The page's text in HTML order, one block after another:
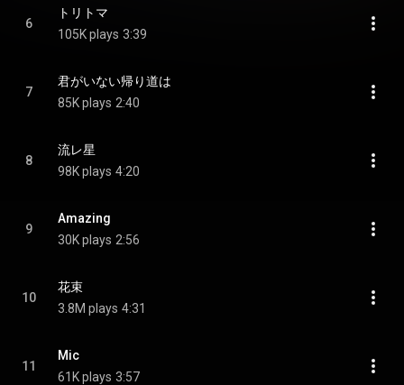
6
トリトマ
105K plays 3:39
7
君がいない帰り道は
85K plays 2:40
8
流レ星
98K plays 4:20
9
Amazing
30K plays 2:56
10
花束
3.8M plays 4:31
11
Mic
61K plays 3:57